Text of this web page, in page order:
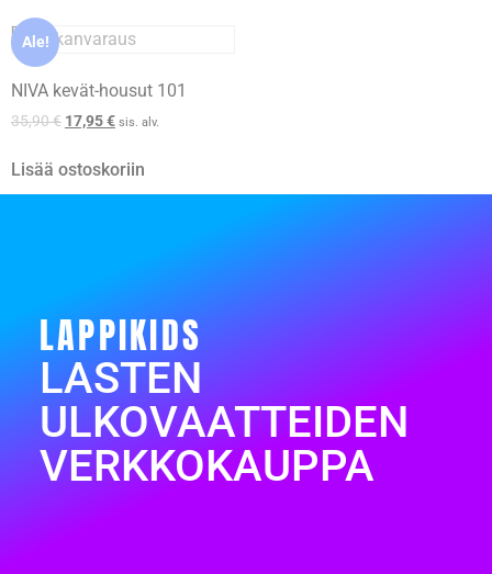
Ale!
NIVA kevät-housut 101
35,90€ 17,95€ sis. alv.
Lisää ostoskoriin
LAPPIKIDS
LASTEN
ULKOVAATTEIDEN
VERKKOKAUPPA